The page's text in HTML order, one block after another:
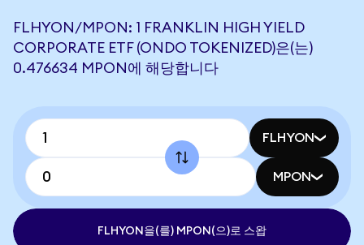
FLHYON/MPON: 1 FRANKLIN HIGH YIELD
CORPORATE ETF (ONDO TOKENIZED)은(는)
0.476634 MPON에 해당합니다
FLHYON
MPON
FLHYON을(를) MPON(으)로 스왑